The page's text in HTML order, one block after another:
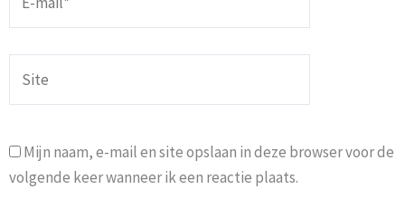
mail*
Mijn naam, e-mail en site opslaan in deze browser voor de
volgende keer wanneer ik een reactie plaats.